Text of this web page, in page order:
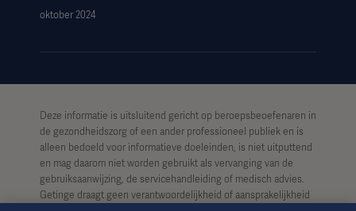
oktober 2024
Deze informatie is uitsluitend gericht op beroepsbeoefenaren in
de gezondheidszorg of een ander professioneel publiek en is
alleen bedoeld voor informatieve doeleinden, is niet uitputtend
en mag daarom niet worden gebruikt als vervanging van de
gebruiksaanwijzing, de servicehandleiding of medisch advies.
Getinge draagt geen verantwoordelijkheid of aansprakelijkheid